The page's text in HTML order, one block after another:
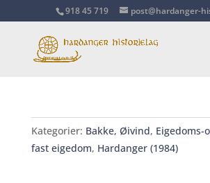
918 45 719 post@hardanger-
Kategorier: Bakke, Øivind,
fast eigedom, Hardanger (1984)